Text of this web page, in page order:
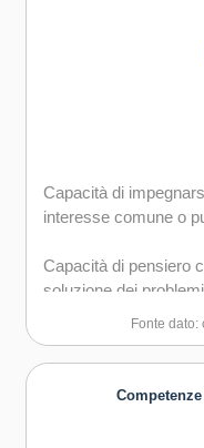
gruppo sia in maniera
Capacità di
Capacità di essere
Capacità di motivare
Capacità di
interesse comune o
Capacità di pensiero
soluzione dei problemi
Fonte